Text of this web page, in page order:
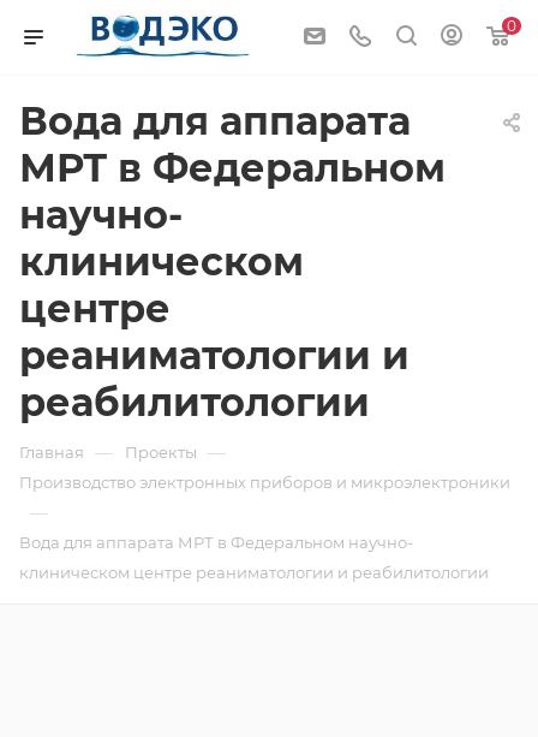
0
Вода для аппарата
МРТ в Федеральном
научно-
клиническом
центре
реаниматологии и
реабилитологии
Главная — Проекты —
Производство электронных приборов и микроэлектроники
—
Вода для аппарата МРТ в Федеральном научно-
клиническом центре реаниматологии и реабилитологии